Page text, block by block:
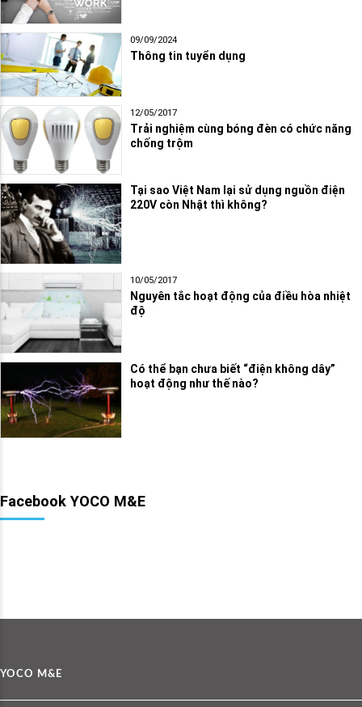
09/09/2024
Thông tin tuyển dụng
12/05/2017
Trải nghiệm cùng bóng đèn có chức năng
chống trộm
Tại sao Việt Nam lại sử dụng nguồn điện
220V còn Nhật thì không?
10/05/2017
Nguyên tắc hoạt động của điều hòa nhiệt
độ
Có thể bạn chưa biết “điện không dây”
hoạt động như thế nào?
Facebook YOCO M&E
YOCO M&E